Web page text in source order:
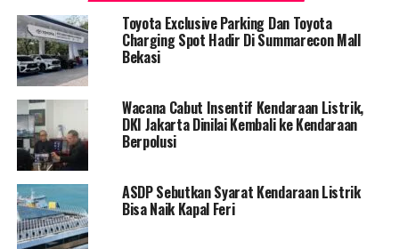
Toyota Exclusive Parking Dan Toyota
Charging Spot Hadir Di Summarecon Mall
Bekasi
Wacana Cabut Insentif Kendaraan Listrik,
DKI Jakarta Dinilai Kembali ke Kendaraan
Berpolusi
ASDP Sebutkan Syarat Kendaraan Listrik
Bisa Naik Kapal Feri